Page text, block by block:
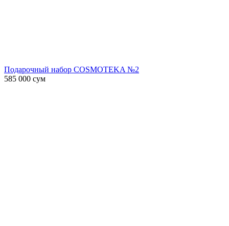
Подарочный набор COSMOTEKA №2
585 000 сум